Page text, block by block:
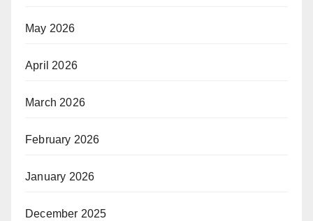
May 2026
April 2026
March 2026
February 2026
January 2026
December 2025